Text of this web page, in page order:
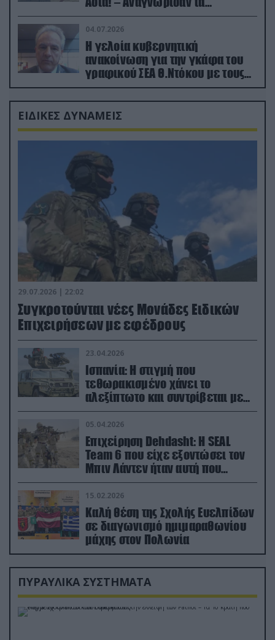
κατεχόμενα; (φωτο)
04.07.2026
Η γελοία κυβερνητική
ανακοίνωση για την γκάφα του
γραφικού ΣΕΑ Θ.Ντόκου με τους
Ρώσους φαρσέρ
ΕΙΔΙΚΕΣ ΔΥΝΑΜΕΙΣ
29.07.2026 | 22:02
Συγκροτούνται νέες Μονάδες Ειδικών
Επιχειρήσεων με εφέδρους
23.04.2026
Ισπανία: Η στιγμή που
τεθωρακισμένο χάνει το
αλεξίπτωτο και συντρίβεται με
ορμή στο έδαφος (βίντεο)
05.04.2026
Επιχείρηση Dehdasht: Η SEAL
Team 6 που είχε εξοντώσει τον
Μπιν Λάντεν ήταν αυτή που
διέσωσε τον πιλότο του F-15
15.02.2026
Καλή θέση της Σχολής Ευελπίδων
σε διαγωνισμό ημιμαραθωνίου
μάχης στον Πολωνία
ΠΥΡΑΥΛΙΚΑ ΣΥΣΤΗΜΑΤΑ